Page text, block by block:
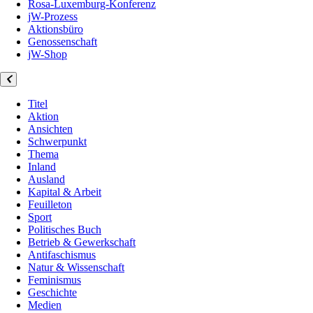
Rosa-Luxemburg-Konferenz
jW-Prozess
Aktionsbüro
Genossenschaft
jW-Shop
Titel
Aktion
Ansichten
Schwerpunkt
Thema
Inland
Ausland
Kapital & Arbeit
Feuilleton
Sport
Politisches Buch
Betrieb & Gewerkschaft
Antifaschismus
Natur & Wissenschaft
Feminismus
Geschichte
Medien